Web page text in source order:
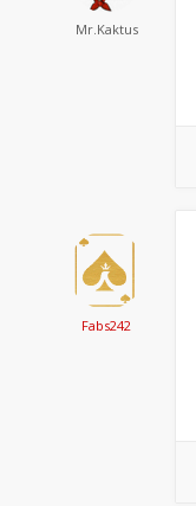
Mr.Kaktus
Fabs242